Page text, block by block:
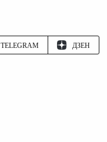
TELEGRAM ДЗЕН